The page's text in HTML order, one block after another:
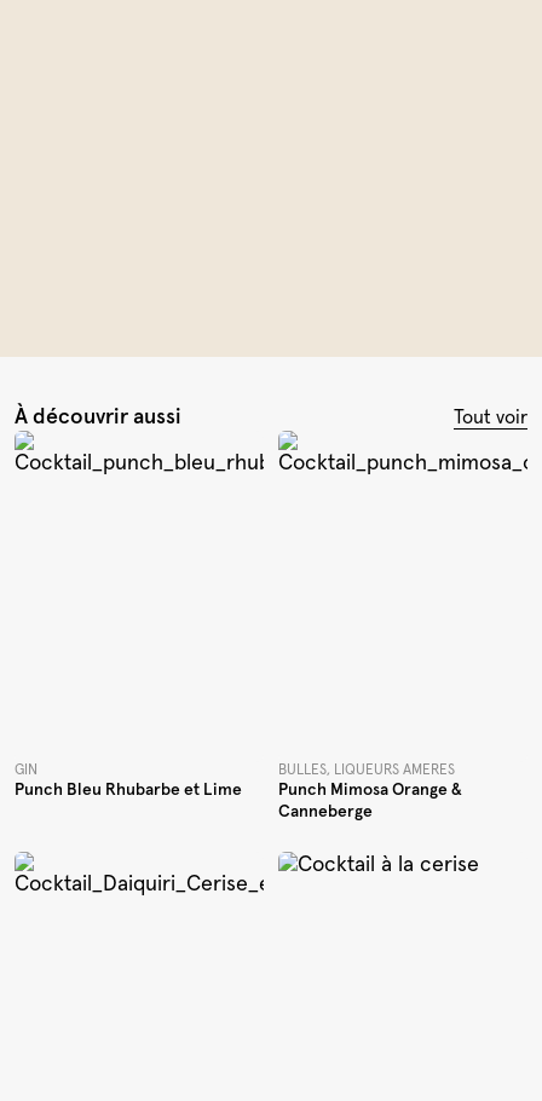
À découvrir aussi Tout voir
GIN
Punch Bleu Rhubarbe et Lime
BULLES, LIQUEURS AMÈRES
Punch Mimosa Orange &
Canneberge